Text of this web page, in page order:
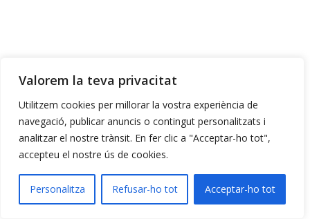
Valorem la teva privacitat
Utilitzem cookies per millorar la vostra experiència de
navegació, publicar anuncis o contingut personalitzats i
analitzar el nostre trànsit. En fer clic a "Acceptar-ho tot",
accepteu el nostre ús de cookies.
Personalitza Refusar-ho tot Acceptar-ho tot